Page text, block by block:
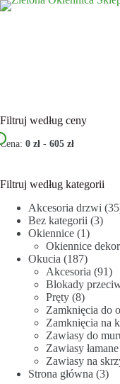
Filtruj według ceny
Cena: 0 zł - 605 zł
Filtruj według kategorii
Akcesoria drzwi
Bez kategorii (3)
Okiennice (1)
Okiennice
Okucia (187)
Akcesoria (91)
Blokady
Pręty (8)
Zamknięcia do
Zamknięcia na
Zawiasy do
Zawiasy łamane
Zawiasy na
Strona główna (3)